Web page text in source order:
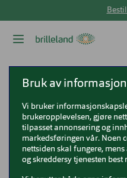
Briller
Bruk av
Vi bruker
brukeropplevelsen, gjøre
tilpasset annonsering og
markedsføringen vår. Noen
nettsiden skal fungere,
og skreddersy tjenesten best